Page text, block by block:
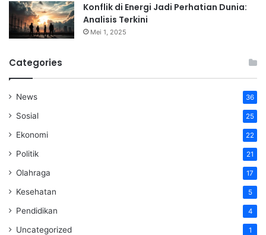
Konflik di Energi Jadi Perhatian Dunia:
Analisis Terkini
Mei 1, 2025
Categories
News 36
Sosial 25
Ekonomi 22
Politik 21
Olahraga 17
Kesehatan 5
Pendidikan 4
Uncategorized 1